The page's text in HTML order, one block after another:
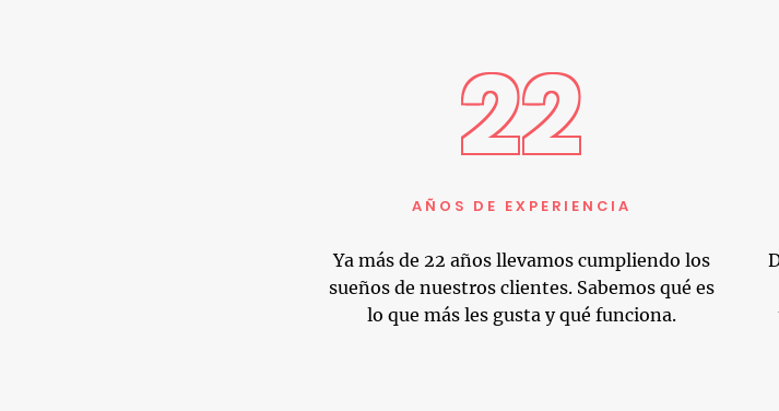
22
AÑOS DE EXPERIENCIA
Ya más de 22 años llevamos cumpliendo los
sueños de nuestros clientes. Sabemos qué es
lo que más les gusta y qué funciona.